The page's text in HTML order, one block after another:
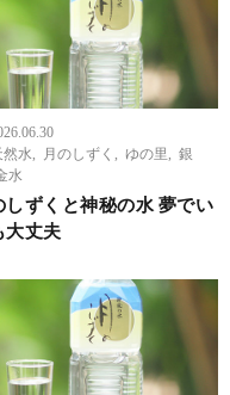
然水
月のしずく ゆの里
銀
水
しずくと神秘の水 夢でい
大丈夫